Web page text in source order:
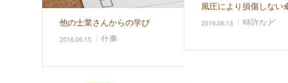
他の士業さんからの学び
2016.06.15 仕事
風圧により損傷しない
2016.06.13 特許など